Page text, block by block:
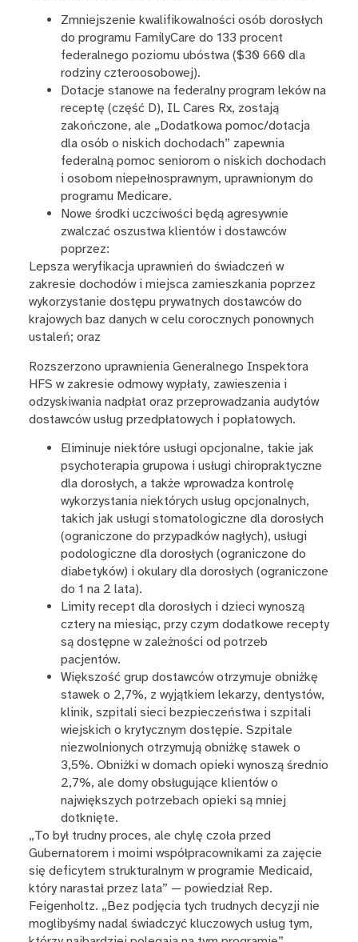
Zmniejszenie kwalifikowalności osób dorosłych
do programu FamilyCare do 133 procent
federalnego poziomu ubóstwa ($30 660 dla
rodziny czteroosobowej).
Dotacje stanowe na federalny program leków na
receptę (część D), IL Cares Rx, zostają
zakończone, ale „Dodatkowa pomoc/dotacja
dla osób o niskich dochodach” zapewnia
federalną pomoc seniorom o niskich dochodach
i osobom niepełnosprawnym, uprawnionym do
programu Medicare.
Nowe środki uczciwości będą agresywnie
zwalczać oszustwa klientów i dostawców
poprzez:
Lepsza weryfikacja uprawnień do świadczeń w
zakresie dochodów i miejsca zamieszkania poprzez
wykorzystanie dostępu prywatnych dostawców do
krajowych baz danych w celu corocznych ponownych
ustaleń; oraz
Rozszerzono uprawnienia Generalnego Inspektora
HFS w zakresie odmowy wypłaty, zawieszenia i
odzyskiwania nadpłat oraz przeprowadzania audytów
dostawców usług przedpłatowych i popłatowych.
Eliminuje niektóre usługi opcjonalne, takie jak
psychoterapia grupowa i usługi chiropraktyczne
dla dorosłych, a także wprowadza kontrolę
wykorzystania niektórych usług opcjonalnych,
takich jak usługi stomatologiczne dla dorosłych
(ograniczone do przypadków nagłych), usługi
podologiczne dla dorosłych (ograniczone do
diabetyków) i okulary dla dorosłych (ograniczone
do 1 na 2 lata).
Limity recept dla dorosłych i dzieci wynoszą
cztery na miesiąc, przy czym dodatkowe recepty
są dostępne w zależności od potrzeb
pacjentów.
Większość grup dostawców otrzymuje obniżkę
stawek o 2,7%, z wyjątkiem lekarzy, dentystów,
klinik, szpitali sieci bezpieczeństwa i szpitali
wiejskich o krytycznym dostępie. Szpitale
niezwolnionych otrzymują obniżkę stawek o
3,5%. Obniżki w domach opieki wynoszą średnio
2,7%, ale domy obsługujące klientów o
największych potrzebach opieki są mniej
dotknięte.
„To był trudny proces, ale chylę czoła przed
Gubernatorem i moimi współpracownikami za zajęcie
się deficytem strukturalnym w programie Medicaid,
który narastał przez lata” — powiedział Rep.
Feigenholtz. „Bez podjęcia tych trudnych decyzji nie
moglibyśmy nadal świadczyć kluczowych usług tym,